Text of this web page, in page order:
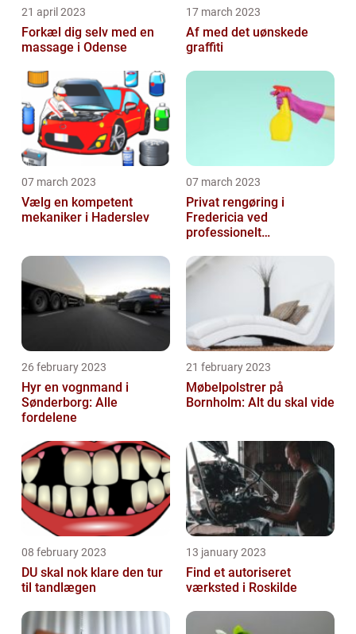
21 april 2023
Forkæl dig selv med en
massage i Odense
17 march 2023
Af med det uønskede
graffiti
07 march 2023
Vælg en kompetent
mekaniker i Haderslev
07 march 2023
Privat rengøring i
Fredericia ved
professionelt
26 february 2023
Hyr en vognmand i
Sønderborg: Alle
fordelene
21 february 2023
Møbelpolstrer på
Bornholm: Alt du skal vide
08 february 2023
DU skal nok klare den tur
til tandlægen
13 january 2023
Find et autoriseret
værksted i Roskilde